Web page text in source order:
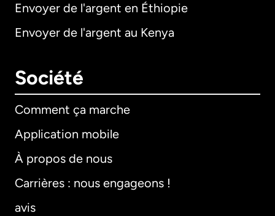
Envoyer de l'argent en Éthiopie
Envoyer de l'argent au Kenya
Société
Comment ça marche
Application mobile
À propos de nous
Carrières : nous engageons !
avis